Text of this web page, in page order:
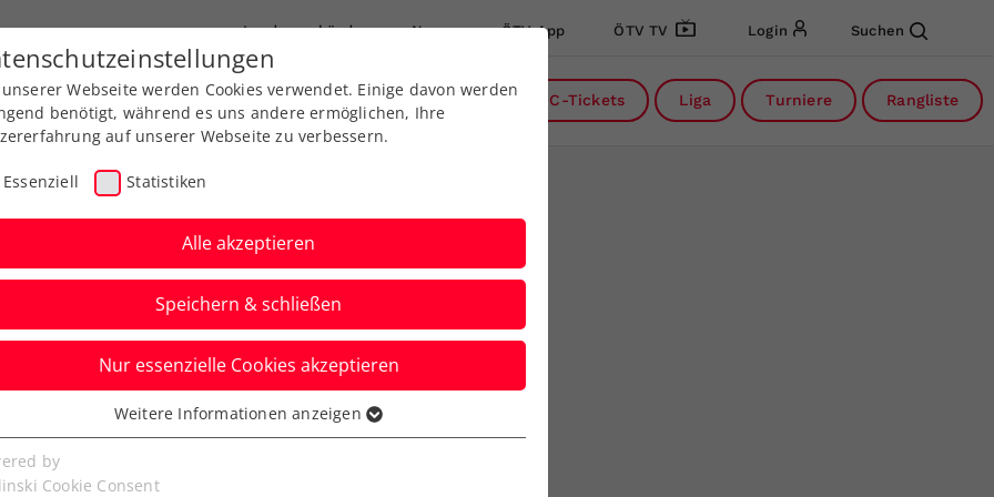
Landesverbände News ÖTV App ÖTV TV Login Suchen
Ausbildung Services Über uns DC-Tickets Liga Turniere Rangliste
Grabher schlägt
1 der Welt
Webseite werden Cookies verwendet. Einige davon werden
benötigt, während es uns andere ermöglichen, Ihre
auf unserer Webseite zu verbessern.
Essenziell Statistiken
Alle akzeptieren
Speichern & schließen
Nur essenzielle Cookies akzeptieren
Cookies werden für grundlegende Funktionen der
benötigt. Dadurch ist gewährleistet, dass die Webseite
Weitere Informationen anzeigen
by
Cookie Consent